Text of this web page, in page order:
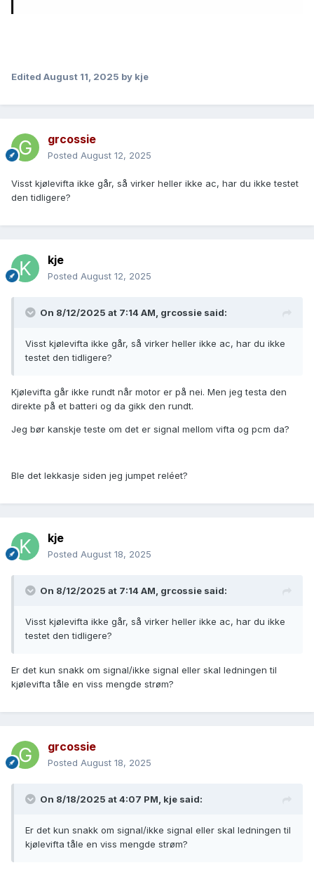
Edited August 11, 2025 by kje
grcossie
Posted August 12, 2025
Visst kjølevifta ikke går, så virker heller ikke ac, har du ikke testet
den tidligere?
kje
Posted August 12, 2025
On 8/12/2025 at 7:14 AM, grcossie said:
Visst kjølevifta ikke går, så virker heller ikke ac, har du ikke
testet den tidligere?
Kjølevifta går ikke rundt når motor er på nei. Men jeg testa den
direkte på et batteri og da gikk den rundt.
Jeg bør kanskje teste om det er signal mellom vifta og pcm da?
Ble det lekkasje siden jeg jumpet reléet?
kje
Posted August 18, 2025
On 8/12/2025 at 7:14 AM, grcossie said:
Visst kjølevifta ikke går, så virker heller ikke ac, har du ikke
testet den tidligere?
Er det kun snakk om signal/ikke signal eller skal ledningen til
kjølevifta tåle en viss mengde strøm?
grcossie
Posted August 18, 2025
On 8/18/2025 at 4:07 PM, kje said:
Er det kun snakk om signal/ikke signal eller skal ledningen til
kjølevifta tåle en viss mengde strøm?